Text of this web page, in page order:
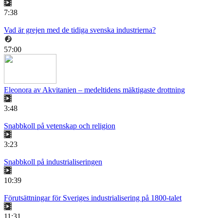
7:38
Vad är grejen med de tidiga svenska industrierna?
57:00
Eleonora av Akvitanien – medeltidens mäktigaste drottning
3:48
Snabbkoll på vetenskap och religion
3:23
Snabbkoll på industrialiseringen
10:39
Förutsättningar för Sveriges industrialisering på 1800-talet